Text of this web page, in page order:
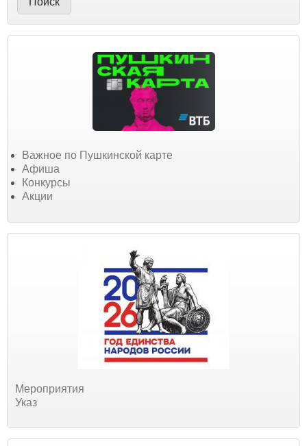
Важное по Пушкинской карте
Афиша
Конкурсы
Акции
Мероприятия
Указ